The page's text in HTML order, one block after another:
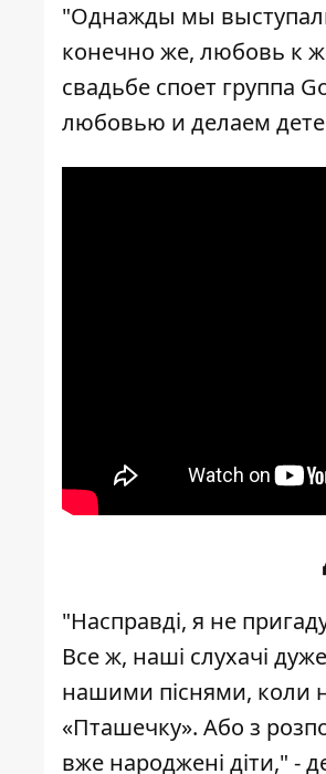
"Однажды мы
конечно же, любовь к
свадьбе споет группа
любовью и делаем
"Насправді, я не
Все ж, наші слухачі
нашими піснями, коли
«Пташечку». Або з
вже народжені діти," -